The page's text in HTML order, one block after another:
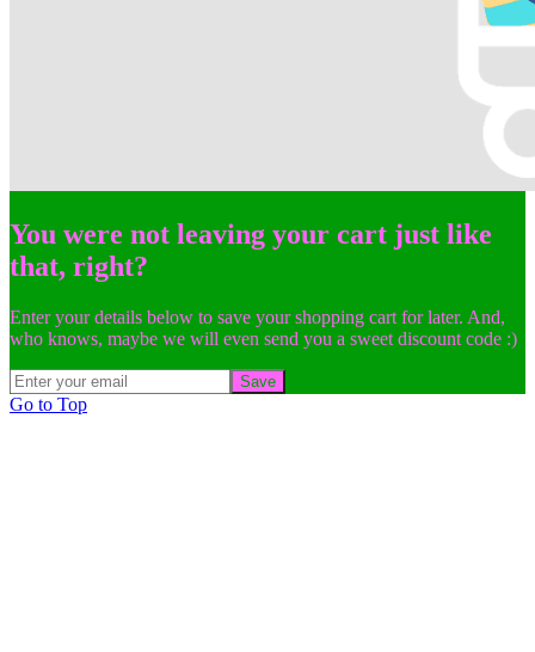
You were not leaving your cart just like
that, right?
Enter your details below to save your shopping cart for later. And,
who knows, maybe we will even send you a sweet discount code :)
Save
Go to Top